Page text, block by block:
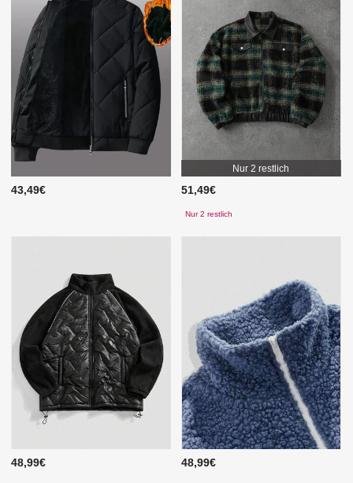
43,49€
Nur 2 restlich
51,49€
Nur 2 restlich
48,99€ 48,99€